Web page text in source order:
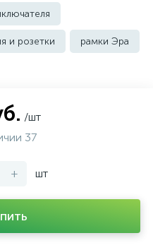
и розетки рамки Эра
/шт
37
+ шт